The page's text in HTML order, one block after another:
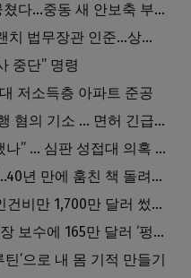
사우디·튀르키예·파키스탄 뭉쳤다…중동 새 안보축 부상하나
‘트럼프 개인변호사 출신’ 블랜치 법무장관 인준…상원 50대49 가결
중단” 명령
저소득층 아파트 준공
한인 한의사, 환자 성추행·폭행 혐의 기소 … 면허 긴급정지
[이슈] “2002 월드컵때도 그랬나” … 심판 성접대 의혹 해외로 일파만파, 4강 신화까지 불똥
[화제] ‘사과 편지와 100달러’…40년 만에 훔친 책 돌려준 절도범
LA 반 ICE 시위 대응에 경찰 인건비만 1,700만 달러 썼다.
노숙자 지원하랬더니 … 단체장 보수에 165만 달러 ‘펑펑’
’으로 내 몸 기적 만들기